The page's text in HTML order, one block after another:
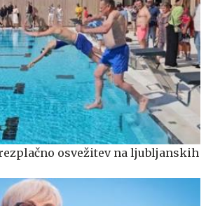
osvežitev na ljubljanskih